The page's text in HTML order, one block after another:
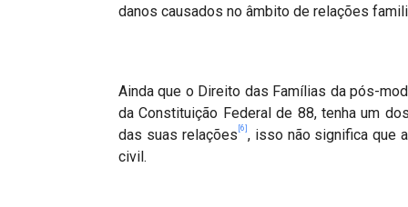
danos causados no âmbito de relações
Ainda que o Direito das Famílias da pós-
da Constituição Federal de 88, tenha um
das suas relações [6] , isso não significa que
civil.